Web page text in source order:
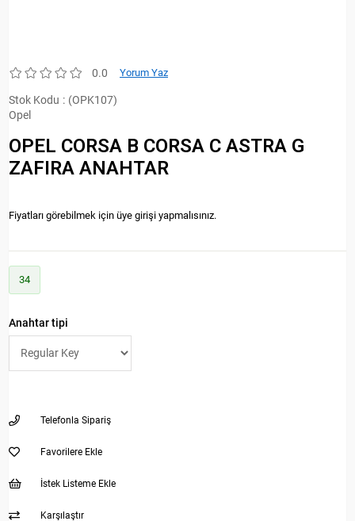
0.0 Yorum Yaz
Stok Kodu
(OPK107)
Opel
OPEL CORSA B CORSA C ASTRA G
ZAFIRA ANAHTAR
Fiyatları görebilmek için üye girişi yapmalısınız.
34
Anahtar tipi
Telefonla Sipariş
Favorilere Ekle
İstek Listeme Ekle
Karşılaştır